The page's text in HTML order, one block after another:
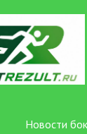
Новости